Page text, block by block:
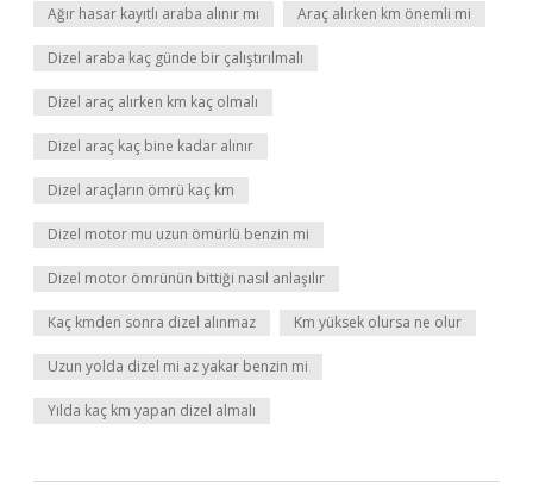
Ağır hasar kayıtlı araba alınır mı Araç alırken km önemli mi
Dizel araba kaç günde bir çalıştırılmalı
Dizel araç alırken km kaç olmalı
Dizel araç kaç bine kadar alınır
Dizel araçların ömrü kaç km
Dizel motor mu uzun ömürlü benzin mi
Dizel motor ömrünün bittiği nasıl anlaşılır
Kaç kmden sonra dizel alınmaz Km yüksek olursa ne olur
Uzun yolda dizel mi az yakar benzin mi
Yılda kaç km yapan dizel almalı